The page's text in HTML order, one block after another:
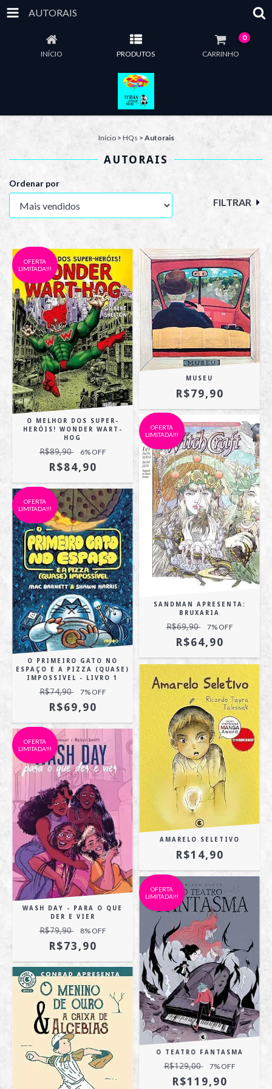
AUTORAIS
INÍCIO PRODUTOS CARRINHO
0
Início > HQs > Autorais
AUTORAIS
Ordenar por
FILTRAR
OFERTA
LIMITADA!!!
O MELHOR DOS SUPER-
HERÓIS! WONDER WART-
HOG
R$89,90 6% OFF
R$84,90
MUSEU
R$79,90
OFERTA
LIMITADA!!!
O PRIMEIRO GATO NO
ESPAÇO E A PIZZA (QUASE)
IMPOSSIVEL - LIVRO 1
R$74,90 7% OFF
R$69,90
OFERTA
LIMITADA!!!
SANDMAN APRESENTA:
BRUXARIA
R$69,90 7% OFF
R$64,90
OFERTA
LIMITADA!!!
WASH DAY - PARA O QUE
DER E VIER
R$79,90 8% OFF
R$73,90
AMARELO SELETIVO
R$14,90
OFERTA
LIMITADA!!!
O TEATRO FANTASMA
R$129,00 7% OFF
R$119,90